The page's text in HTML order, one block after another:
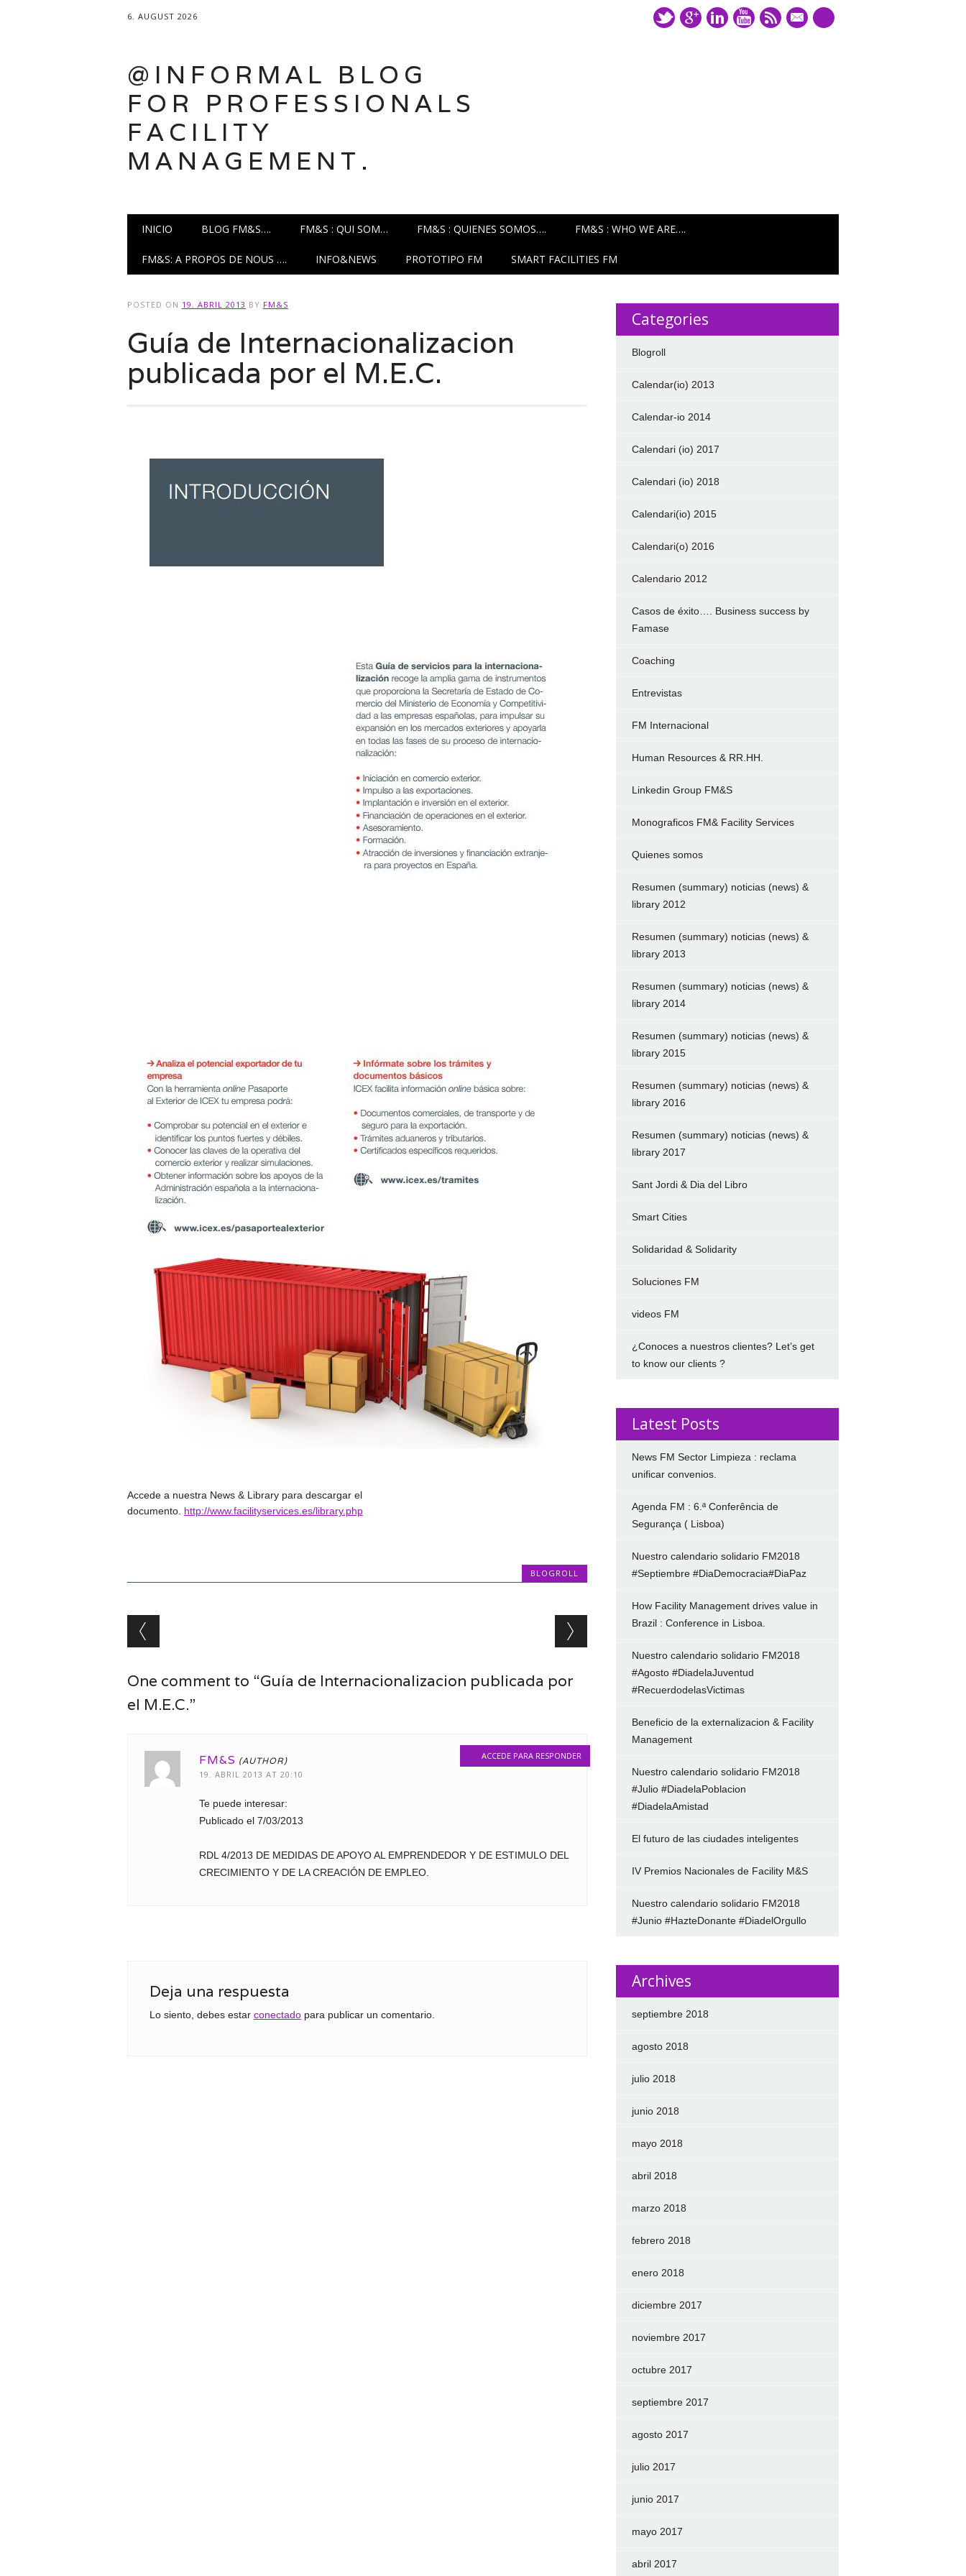
6. AUGUST 2026
mail
@INFORMAL BLOG
FOR PROFESSIONALS
FACILITY
MANAGEMENT.
Main menu
INICIO BLOG FM&S…. FM&S : QUI SOM… FM&S : QUIENES SOMOS…. FM&S : WHO WE ARE….
FM&S: A PROPOS DE NOUS …. INFO&NEWS PROTOTIPO FM SMART FACILITIES FM
POSTED ON 19. ABRIL 2013 BY FM&S
Guía de Internacionalizacion
publicada por el M.E.C.
Accede a nuestra News & Library para descargar el
documento. http://www.facilityservices.es/library.php
BLOGROLL
Post navigation
One comment to “Guía de Internacionalizacion publicada por
el M.E.C.”
FM&S
19. ABRIL 2013 AT 20:10
Te puede interesar:
Publicado el 7/03/2013
RDL 4/2013 DE MEDIDAS DE APOYO AL EMPRENDEDOR Y DE ESTIMULO DEL
CRECIMIENTO Y DE LA CREACIÓN DE EMPLEO.
ACCEDE PARA RESPONDER
Deja una respuesta
Lo siento, debes estar conectadopara publicar un comentario.
Categories
Blogroll
Calendar(io) 2013
Calendar-io 2014
Calendari (io) 2017
Calendari (io) 2018
Calendari(io) 2015
Calendari(o) 2016
Calendario 2012
Casos de éxito…. Business success by
Famase
Coaching
Entrevistas
FM Internacional
Human Resources & RR.HH.
Linkedin Group FM&S
Monograficos FM& Facility Services
Quienes somos
Resumen (summary) noticias (news) &
library 2012
Resumen (summary) noticias (news) &
library 2013
Resumen (summary) noticias (news) &
library 2014
Resumen (summary) noticias (news) &
library 2015
Resumen (summary) noticias (news) &
library 2016
Resumen (summary) noticias (news) &
library 2017
Sant Jordi & Dia del Libro
Smart Cities
Solidaridad & Solidarity
Soluciones FM
videos FM
¿Conoces a nuestros clientes? Let’s get
to know our clients ?
Latest Posts
News FM Sector Limpieza : reclama
unificar convenios.
Agenda FM : 6.ª Conferência de
Segurança ( Lisboa)
Nuestro calendario solidario FM2018
#Septiembre #DiaDemocracia#DiaPaz
How Facility Management drives value in
Brazil : Conference in Lisboa.
Nuestro calendario solidario FM2018
#Agosto #DiadelaJuventud
#RecuerdodelasVictimas
Beneficio de la externalizacion & Facility
Management
Nuestro calendario solidario FM2018
#Julio #DiadelaPoblacion
#DiadelaAmistad
El futuro de las ciudades inteligentes
IV Premios Nacionales de Facility M&S
Nuestro calendario solidario FM2018
#Junio #HazteDonante #DiadelOrgullo
Archives
septiembre 2018
agosto 2018
julio 2018
junio 2018
mayo 2018
abril 2018
marzo 2018
febrero 2018
enero 2018
diciembre 2017
noviembre 2017
octubre 2017
septiembre 2017
agosto 2017
julio 2017
junio 2017
mayo 2017
abril 2017